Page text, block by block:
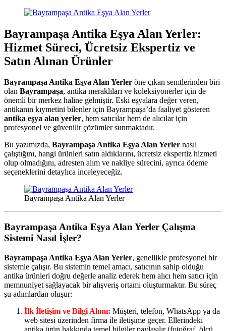
Bayrampaşa Antika Eşya Alan Yerler:
Hizmet Süreci, Ücretsiz Ekspertiz ve
Satın Alınan Ürünler
Bayrampaşa Antika Eşya Alan Yerler öne çıkan semtlerinden biri
olan Bayrampaşa, antika meraklıları ve koleksiyonerler için de
önemli bir merkez haline gelmiştir. Eski eşyalara değer veren,
antikanın kıymetini bilenler için Bayrampaşa’da faaliyet gösteren
antika eşya alan yerler, hem satıcılar hem de alıcılar için
profesyonel ve güvenilir çözümler sunmaktadır.
Bu yazımızda, Bayrampaşa Antika Eşya Alan Yerler nasıl
çalıştığını, hangi ürünleri satın aldıklarını, ücretsiz ekspertiz hizmeti
olup olmadığını, adresten alım ve nakliye sürecini, ayrıca ödeme
seçeneklerini detaylıca inceleyeceğiz.
Bayrampaşa Antika Alan Yerler
Bayrampaşa Antika Eşya Alan Yerler Çalışma
Sistemi Nasıl İşler?
Bayrampaşa Antika Eşya Alan Yerler, genellikle profesyonel bir
sistemle çalışır. Bu sistemin temel amacı, satıcının sahip olduğu
antika ürünleri doğru değerle analiz ederek hem alıcı hem satıcı için
memnuniyet sağlayacak bir alışveriş ortamı oluşturmaktır. Bu süreç
şu adımlardan oluşur:
İlk İletişim ve Bilgi Alımı: Müşteri, telefon, WhatsApp ya da
web sitesi üzerinden firma ile iletişime geçer. Ellerindeki
antika ürün hakkında temel bilgiler paylaşılır (fotoğraf, ölçü,